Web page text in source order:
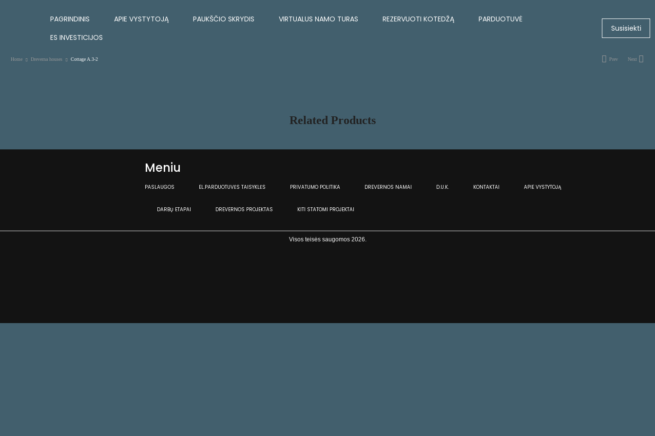
PAGRINDINIS APIE VYSTYTOJĄ PAUKŠČIO SKRYDIS VIRTUALUS NAMO TURAS REZERVUOTI KOTEDŽĄ
PARDUOTUVĖ
ES INVESTICIJOS
Susisiekti
Home Dreverna houses Cottage A.3-2 Prev Next
Related Products
Meniu
PASLAUGOS EL.PARDUOTUVĖS TAISYKLĖS PRIVATUMO POLITIKA DREVERNOS NAMAI D.U.K. KONTAKTAI APIE VYSTYTOJĄ
DARBŲ ETAPAI DREVERNOS PROJEKTAS KITI STATOMI PROJEKTAI
Visos teisės saugomos 2026.